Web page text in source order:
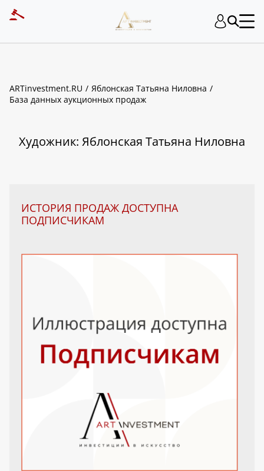
ARTinvestment.RU
Яблонская Татьяна Ниловна
База данных аукционных продаж
Художник: Яблонская Татьяна Ниловна
ИСТОРИЯ ПРОДАЖ ДОСТУПНА
ПОДПИСЧИКАМ